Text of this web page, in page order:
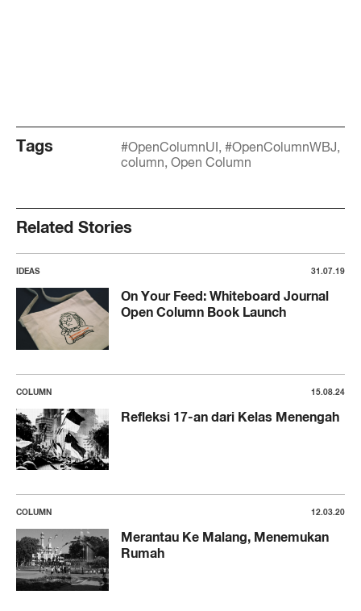
Tags #OpenColumnUI #OpenColumnWBJ
column Open Column
Related Stories
IDEAS 31.07.19
On Your Feed: Whiteboard Journal
Open Column Book Launch
COLUMN 15.08.24
Refleksi 17-an dari Kelas Menengah
COLUMN 12.03.20
Merantau Ke Malang, Menemukan
Rumah